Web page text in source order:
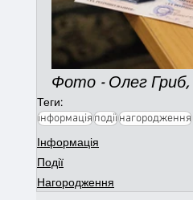
Фото - Олег Гриб,
Теги:
інформаціяподіїнагородження
Інформація
Події
Нагородження